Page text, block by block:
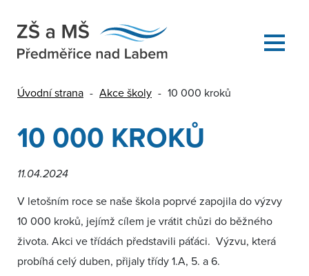
Úvodní strana - Akce školy - 10 000 kroků
10 000 KROKŮ
11.04.2024
V letošním roce se naše škola poprvé zapojila do výzvy
10 000 kroků, jejímž cílem je vrátit chůzi do běžného
života. Akci ve třídách představili páťáci. Výzvu, která
probíhá celý duben, přijaly třídy 1.A, 5. a 6.